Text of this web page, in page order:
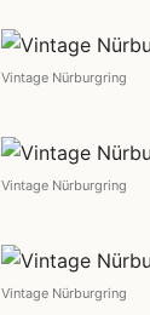
Vintage Nürburgring
Vintage Nürburgring
Vintage Nürburgring